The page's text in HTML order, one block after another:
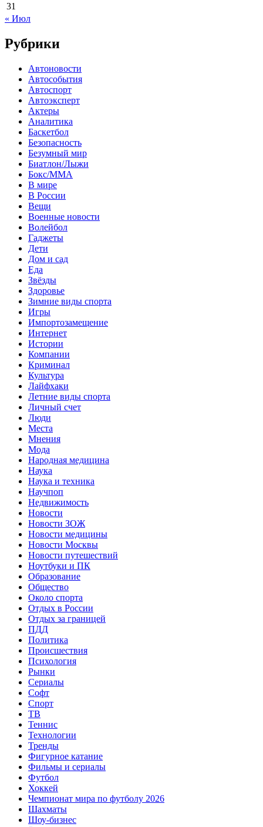
31
« Июл
Рубрики
Автоновости
Автособытия
Автоспорт
Автоэксперт
Актеры
Аналитика
Баскетбол
Безопасность
Безумный мир
Биатлон/Лыжи
Бокс/MMA
В мире
В России
Вещи
Военные новости
Волейбол
Гаджеты
Дети
Дом и сад
Еда
Звёзды
Здоровье
Зимние виды спорта
Игры
Импортозамещение
Интернет
Истории
Компании
Криминал
Культура
Лайфхаки
Летние виды спорта
Личный счет
Люди
Места
Мнения
Мода
Народная медицина
Наука
Наука и техника
Научпоп
Недвижимость
Новости
Новости ЗОЖ
Новости медицины
Новости Москвы
Новости путешествий
Ноутбуки и ПК
Образование
Общество
Около спорта
Отдых в России
Отдых за границей
ПДД
Политика
Происшествия
Психология
Рынки
Сериалы
Софт
Спорт
ТВ
Теннис
Технологии
Тренды
Фигурное катание
Фильмы и сериалы
Футбол
Хоккей
Чемпионат мира по футболу 2026
Шахматы
Шоу-бизнес